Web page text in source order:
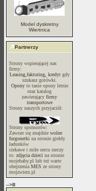
Model dyskretny
Wiertnica
Partnerzy
Strony wspierającej nas
firmy:
Leasing,faktoring, kredytgdy
szukasz gotówki.
Oponyto tanie opony letnie
oraz katalog
zawierający firmy
transportowe
Strony naszych przyjaciół:
Strony sponsorów:
Zawsze się znajdzie wolne
furgonetki na stronie giełdy
ładunków
ciekawe i miłe sercu rzeczy
to: zdjęcia dzieci na stronie
mojebaby.pl lub też warte
obejrzenia MES ze strony
mojzwierz.pl
-->lll